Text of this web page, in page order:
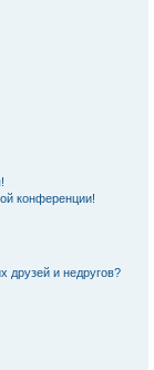
конференции!
друзей и недругов?